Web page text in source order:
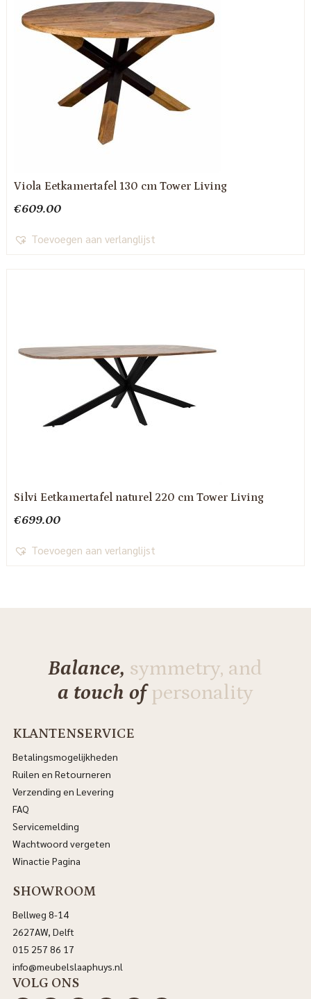
Viola Eetkamertafel 130 cm Tower Living
€609.00
Toevoegen aan verlanglijst
Silvi Eetkamertafel naturel 220 cm Tower Living
€699.00
Toevoegen aan verlanglijst
Balance, symmetry, and
a touch ofpersonality
KLANTENSERVICE
Betalingsmogelijkheden
Ruilen en Retourneren
Verzending en Levering
FAQ
Servicemelding
Wachtwoord vergeten
Winactie Pagina
SHOWROOM
Bellweg 8-14
2627AW, Delft
015 257 86 17
info@meubelslaaphuys.nl
VOLG ONS